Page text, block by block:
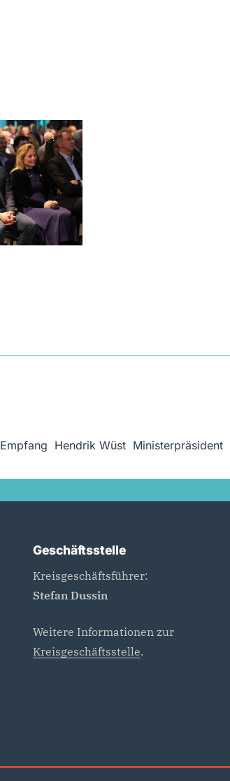
Empfang Hendrik Wüst, Ministerpräsident,
Geschäftsstelle
Kreisgeschäftsführer:
Stefan Dussin
Weitere Informationen zur
Kreisgeschäftsstelle.